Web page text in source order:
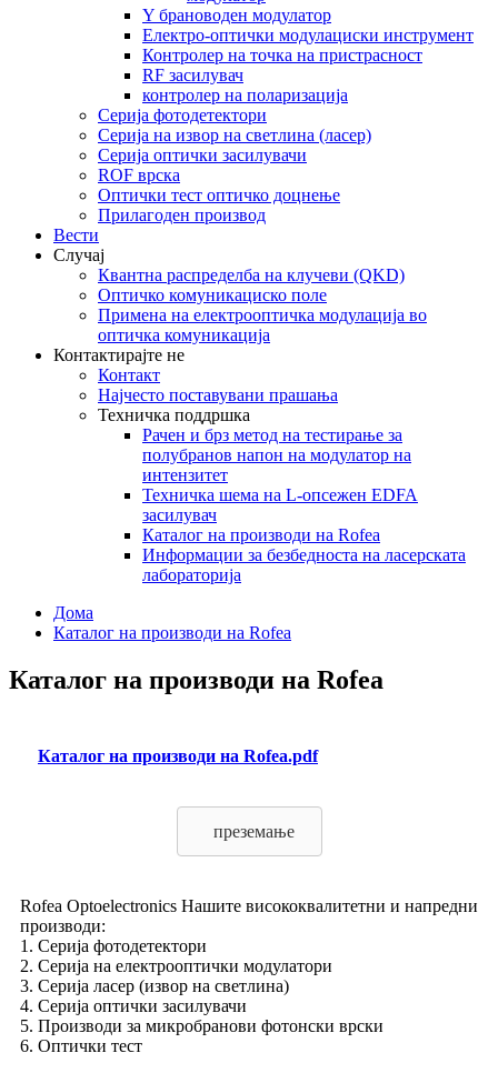
Y брановоден модулатор
Електро-оптички модулациски инструмент
Контролер на точка на пристрасност
RF засилувач
контролер на поларизација
Серија фотодетектори
Серија на извор на светлина (ласер)
Серија оптички засилувачи
ROF врска
Оптички тест оптичко доцнење
Прилагоден производ
Вести
Случај
Квантна распределба на клучеви (QKD)
Оптичко комуникациско поле
Примена на електрооптичка модулација во
оптичка комуникација
Контактирајте не
Контакт
Најчесто поставувани прашања
Техничка поддршка
Рачен и брз метод на тестирање за
полубранов напон на модулатор на
интензитет
Техничка шема на L-опсежен EDFA
засилувач
Каталог на производи на Rofea
Информации за безбедноста на ласерската
лабораторија
Дома
Каталог на производи на Rofea
Каталог на производи на Rofea
Каталог на производи на Rofea.pdf
преземање
Rofea Optoelectronics Нашите висококвалитетни и напредни
производи:
1. Серија фотодетектори
2. Серија на електрооптички модулатори
3. Серија ласер (извор на светлина)
4. Серија оптички засилувачи
5. Производи за микробранови фотонски врски
6. Оптички тест